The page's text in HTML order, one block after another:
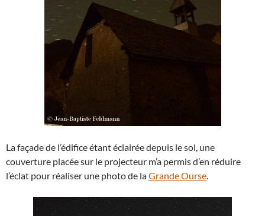
La façade de l’édifice étant éclairée depuis le sol, une
couverture placée sur le projecteur m’a permis d’en réduire
l’éclat pour réaliser une photo de laGrande Ourse.